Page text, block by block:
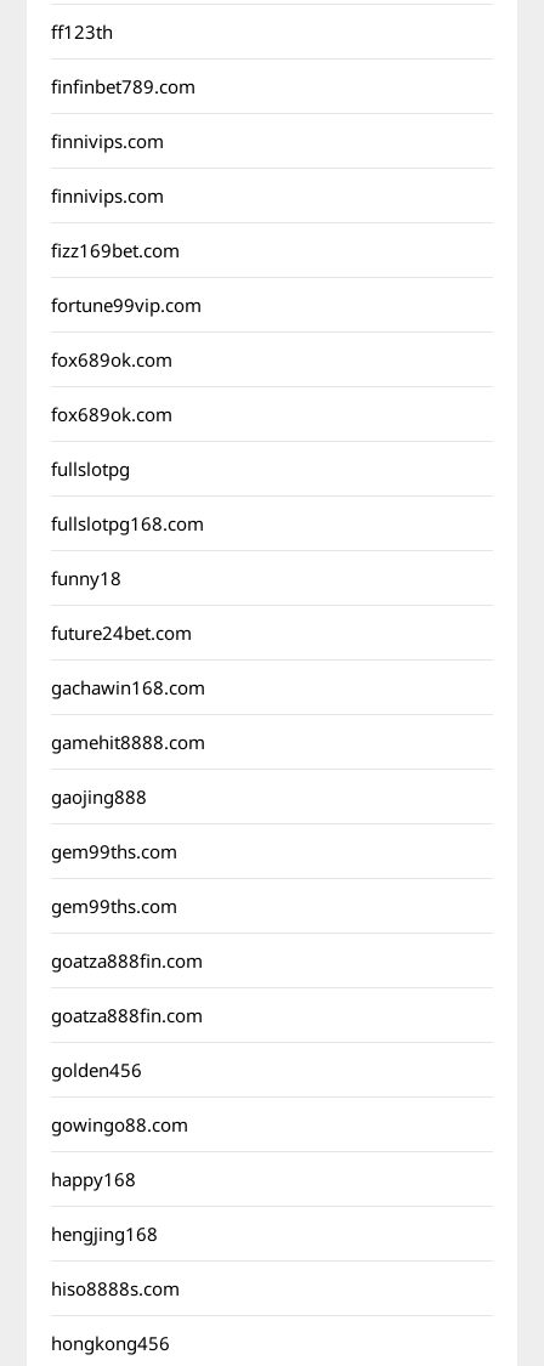
ff123th
finfinbet789.com
finnivips.com
finnivips.com
fizz169bet.com
fortune99vip.com
fox689ok.com
fox689ok.com
fullslotpg
fullslotpg168.com
funny18
future24bet.com
gachawin168.com
gamehit8888.com
gaojing888
gem99ths.com
gem99ths.com
goatza888fin.com
goatza888fin.com
golden456
gowingo88.com
happy168
hengjing168
hiso8888s.com
hongkong456